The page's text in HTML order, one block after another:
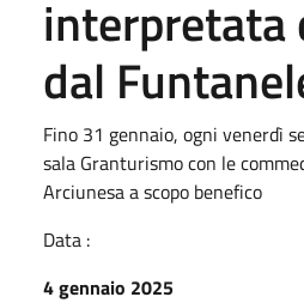
interpretata
dal
Fino 31 gennaio, ogni venerdì
sala Granturismo con le
Arciunesa a scopo benefico
Data :
4 gennaio 2025